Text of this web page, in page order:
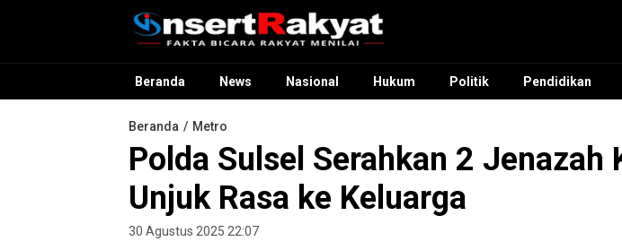
InsertRakyat.com
Fakta Bicara Rakyat Menilai
Beranda News Nasional Hukum Politik Pendidikan
Beranda Metro
Polda Sulsel Serahkan 2 Jenazah
Unjuk Rasa ke Keluarga
30 Agustus 2025 22:07